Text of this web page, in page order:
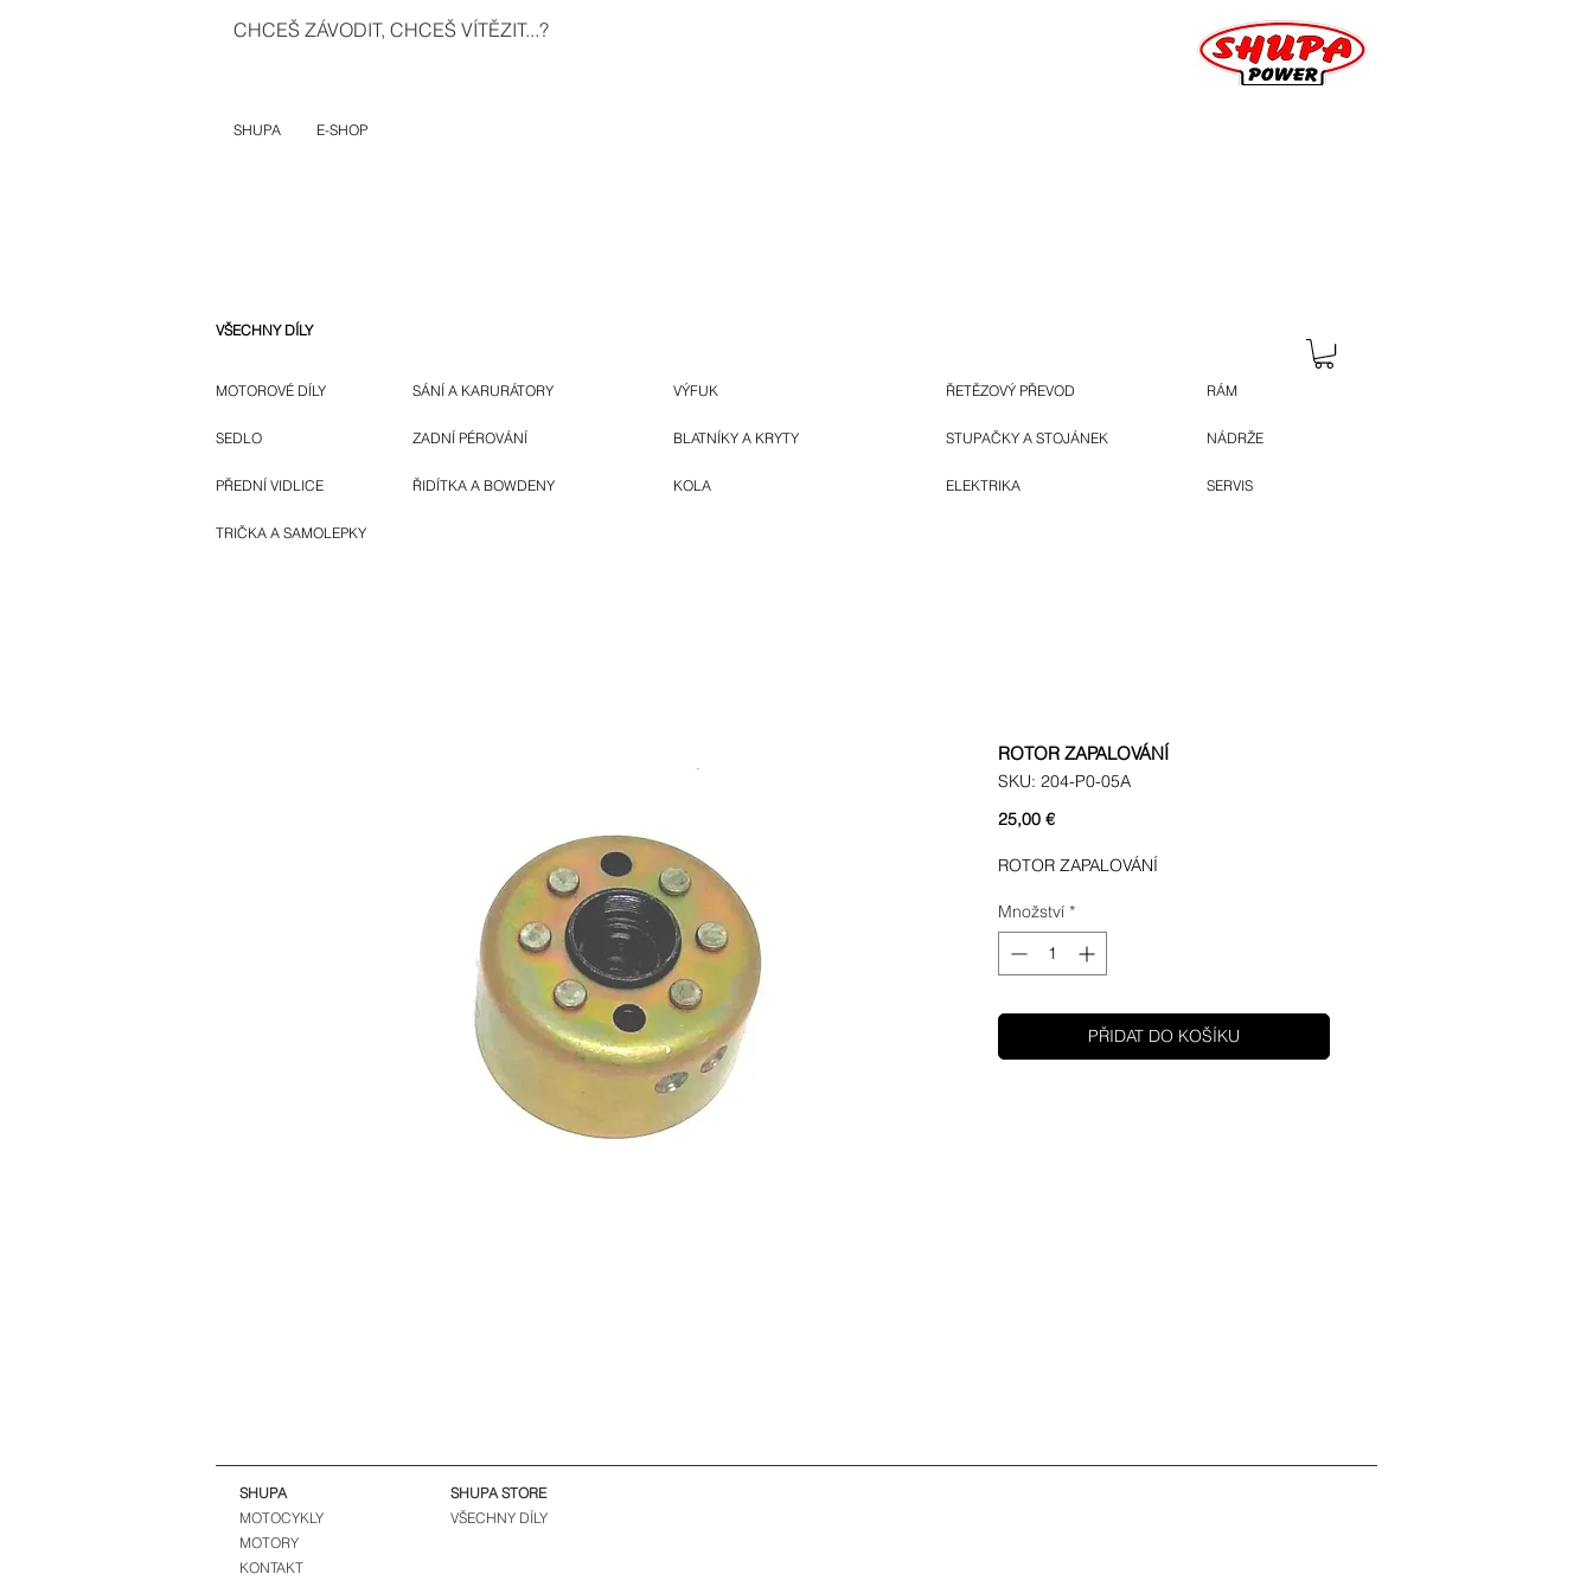
CHCEŠ ZÁVODIT, CHCEŠ VÍTĚZIT...?
SHUPA E-SHOP
VŠECHNY DÍLY
MOTOROVÉ DÍLY
SEDLO
PŘEDNÍ VIDLICE
SÁNÍ A KARURÁTORY
ZADNÍ PÉROVÁNÍ
ŘIDÍTKA A BOWDENY
VÝFUK
BLATNÍKY A KRYTY
KOLA
ŘETĚZOVÝ PŘEVOD
STUPAČKY A STOJÁNEK
ELEKTRIKA
RÁM
NÁDRŽE
SERVIS
TRIČKA A SAMOLEPKY
ROTOR ZAPALOVÁNÍ
SKU: 204-P0-05A
25,00 €Cena
ROTOR ZAPALOVÁNÍ
Množství *
PŘIDAT DO KOŠÍKU
SHUPA
MOTOCYKLY
MOTORY
KONTAKT
SHUPA STORE
VŠECHNY DÍLY